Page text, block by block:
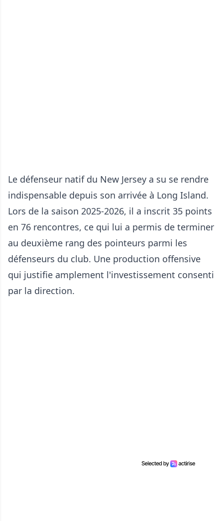
Le défenseur natif du New Jersey a su se rendre
indispensable depuis son arrivée à Long Island.
Lors de la saison 2025-2026, il a inscrit 35 points
en 76 rencontres, ce qui lui a permis de terminer
au deuxième rang des pointeurs parmi les
défenseurs du club. Une production offensive
qui justifie amplement l'investissement consenti
par la direction.